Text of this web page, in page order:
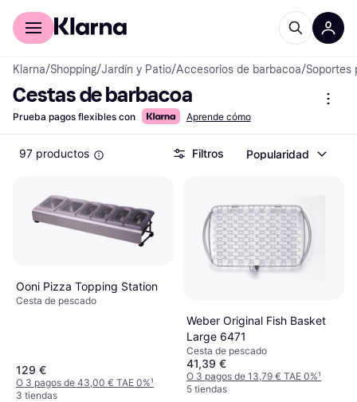
Comprar con Klarna
Klarna/Shopping/Jardín y Patio/Accesorios de barbacoa/Soportes
Cestas de barbacoa
Prueba pagos flexibles con Aprende cómo
97 productos Filtros Popularidad
Ooni Pizza Topping Station
Cesta de pescado
129 €
O 3 pagos de 43,00 € TAE 0%¹
3 tiendas
Weber Original Fish Basket
Large 6471
Cesta de pescado
41,39 €
O 3 pagos de 13,79 € TAE 0%¹
5 tiendas